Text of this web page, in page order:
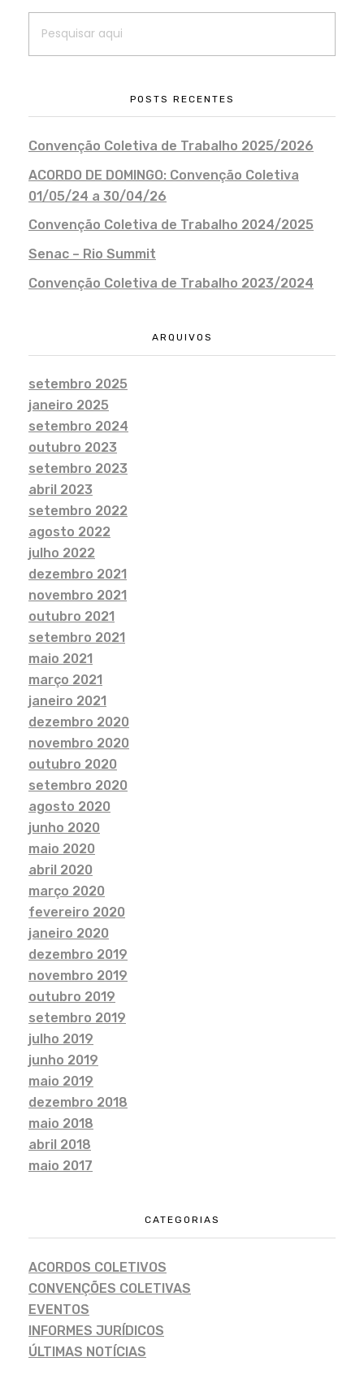
POSTS RECENTES
Convenção Coletiva de Trabalho 2025/2026
ACORDO DE DOMINGO: Convenção Coletiva
01/05/24 a 30/04/26
Convenção Coletiva de Trabalho 2024/2025
Senac – Rio Summit
Convenção Coletiva de Trabalho 2023/2024
ARQUIVOS
setembro 2025
janeiro 2025
setembro 2024
outubro 2023
setembro 2023
abril 2023
setembro 2022
agosto 2022
julho 2022
dezembro 2021
novembro 2021
outubro 2021
setembro 2021
maio 2021
março 2021
janeiro 2021
dezembro 2020
novembro 2020
outubro 2020
setembro 2020
agosto 2020
junho 2020
maio 2020
abril 2020
março 2020
fevereiro 2020
janeiro 2020
dezembro 2019
novembro 2019
outubro 2019
setembro 2019
julho 2019
junho 2019
maio 2019
dezembro 2018
maio 2018
abril 2018
maio 2017
CATEGORIAS
ACORDOS COLETIVOS
CONVENÇÕES COLETIVAS
EVENTOS
INFORMES JURÍDICOS
ÚLTIMAS NOTÍCIAS